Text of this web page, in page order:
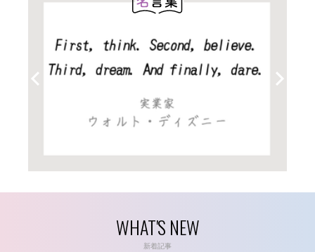
WHAT'S NEW
新着記事